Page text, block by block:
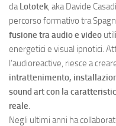
daLototek, aka Davide
percorso formativo tra
fusione tra audio e video
energetici e visual ipnotici.
l’audioreactive, riesce a
intrattenimento,
sound art con la
reale.
Negli ultimi anni ha